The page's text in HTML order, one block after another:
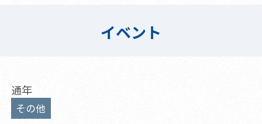
イベント
通年
その他